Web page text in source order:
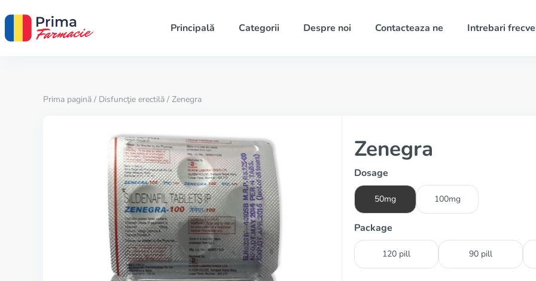
Principală Categorii Despre noi Contacteaza ne Intrebari
Prima pagină / Disfuncţie erectilă / Zenegra
Zenegra
Dosage
50mg 100mg
Package
120 pill 90 pill